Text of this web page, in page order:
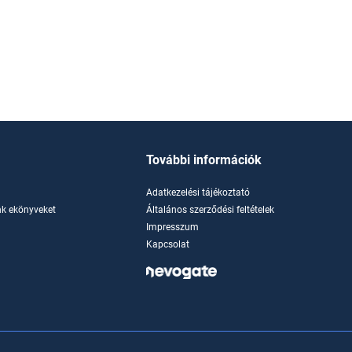
ekönyveket
További információk
Adatkezelési tájékoztató
Általános szerződési feltételek
Impresszum
Kapcsolat